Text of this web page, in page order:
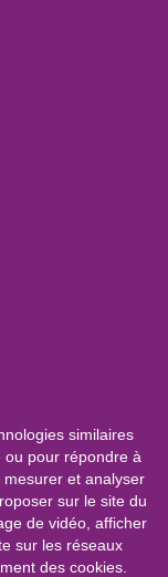
similaires
ou pour répondre à
mesurer et analyser
sur le site du
de vidéo, afficher
sur les réseaux
des cookies.